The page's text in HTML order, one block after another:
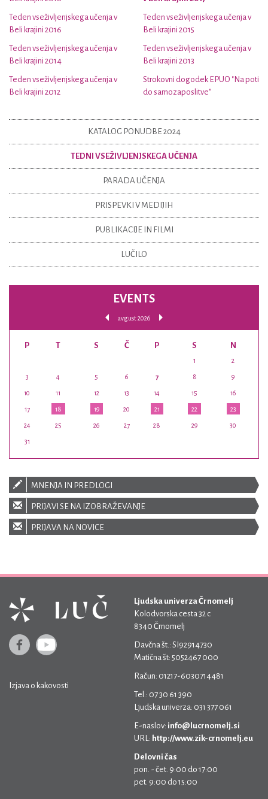
Teden vseživljenjskega učenja v
Beli krajini 2016
Teden vseživljenjskega učenja v
Beli krajini 2015
Teden vseživljenjskega učenja v
Beli krajini 2014
Teden vseživljenjskega učenja v
Beli krajini 2013
Teden vseživljenjskega učenja v
Beli krajini 2012
Strokovni dogodek EPUO "Na poti
do samozaposlitve"
KATALOG PONUDBE 2024
TEDNI VSEŽIVLJENJSKEGA UČENJA
PARADA UČENJA
PRISPEVKI V MEDIJIH
PUBLIKACIJE IN FILMI
LUČILO
EVENTS
avgust 2026
P T S Č P S N
1 2
3 4 5 6 7 8 9
10 11 12 13 14 15 16
17 18 19 20 21 22 23
24 25 26 27 28 29 30
31
MNENJA IN PREDLOGI
PRIJAVI SE NA IZOBRAŽEVANJE
PRIJAVA NA NOVICE
Izjava o kakovosti
Ljudska univerza Črnomelj
Kolodvorska cesta 32 c
8340 Črnomelj
Davčna št.: SI92914730
Matična št: 5052467 000
Račun: 01217-6030714481
Tel.: 07 30 61 390
Ljudska univerza: 031 377 061
E-naslov: info@lucrnomelj.si
URL: http://www.zik-crnomelj.eu
Delovni čas
pon. - čet. 9:00 do 17:00
pet. 9:00 do 15:00